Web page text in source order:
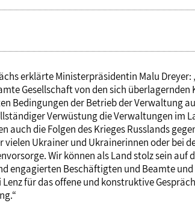
SERVICE
erklärte Ministerpräsidentin Malu
Gesellschaft von den sich
Bedingungen der Betrieb der Verwaltung
Verwüstung die Verwaltungen im
auch die Folgen des Krieges Russlands
vielen Ukrainer und Ukrainerinnen oder bei
Wir können als Land stolz sein
engagierten Beschäftigten und Beamte
für das offene und konstruktive